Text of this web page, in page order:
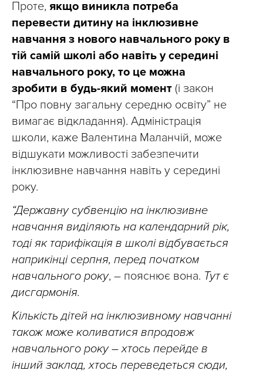
Проте, якщо виникла потреба
перевести дитину на інклюзивне
навчання з нового навчального року в
тій самій школі або навіть у середині
навчального року, то це можна
зробити в будь-який момент (і закон
“Про повну загальну середню освіту” не
вимагає відкладання). Адміністрація
школи, каже Валентина Маланчій, може
відшукати можливості забезпечити
інклюзивне навчання навіть у середині
року.
“Державну субвенцію на інклюзивне
навчання виділяють на календарний рік,
тоді як тарифікація в школі відбувається
наприкінці серпня, перед початком
навчального року, – пояснює вона. Тут є
дисгармонія.
Кількість дітей на інклюзивному навчанні
також може коливатися впродовж
навчального року – хтось перейде в
інший заклад, хтось переведеться сюди,